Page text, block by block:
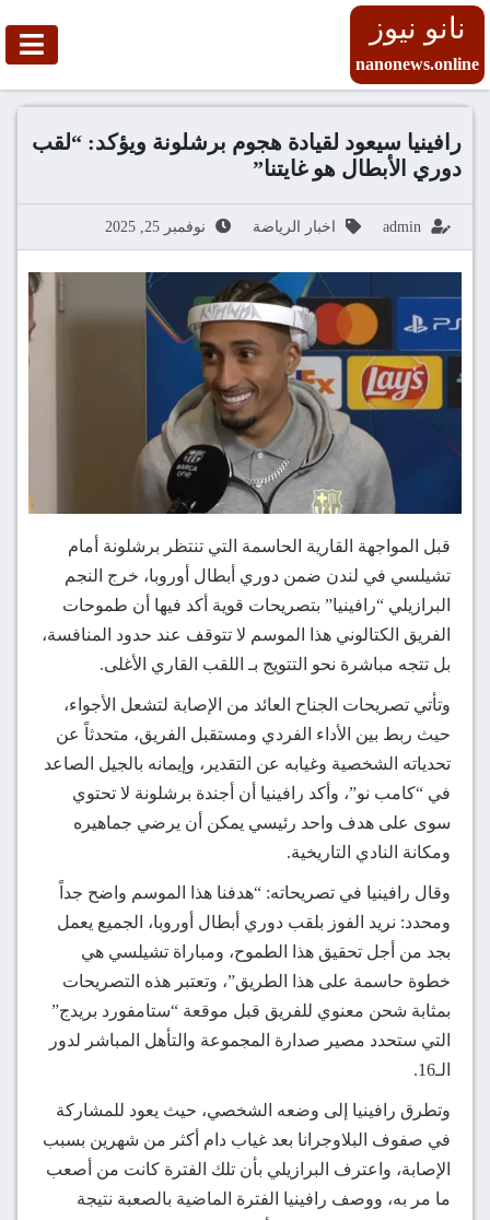
نانو نيوز
nanonews.online
رافينيا سيعود لقيادة هجوم برشلونة ويؤكد: “لقب
دوري الأبطال هو غايتنا”
admin اخبار الرياضة نوفمبر 25, 2025
قبل المواجهة القارية الحاسمة التي تنتظر برشلونة أمام
تشيلسي في لندن ضمن دوري أبطال أوروبا، خرج النجم
البرازيلي “رافينيا” بتصريحات قوية أكد فيها أن طموحات
الفريق الكتالوني هذا الموسم لا تتوقف عند حدود المنافسة،
بل تتجه مباشرة نحو التتويج بـ اللقب القاري الأغلى.
وتأتي تصريحات الجناح العائد من الإصابة لتشعل الأجواء،
حيث ربط بين الأداء الفردي ومستقبل الفريق، متحدثاً عن
تحدياته الشخصية وغيابه عن التقدير، وإيمانه بالجيل الصاعد
في “كامب نو”، وأكد رافينيا أن أجندة برشلونة لا تحتوي
سوى على هدف واحد رئيسي يمكن أن يرضي جماهيره
ومكانة النادي التاريخية.
وقال رافينيا في تصريحاته: “هدفنا هذا الموسم واضح جداً
ومحدد: نريد الفوز بلقب دوري أبطال أوروبا، الجميع يعمل
بجد من أجل تحقيق هذا الطموح، ومباراة تشيلسي هي
خطوة حاسمة على هذا الطريق”، وتعتبر هذه التصريحات
بمثابة شحن معنوي للفريق قبل موقعة “ستامفورد بريدج”
التي ستحدد مصير صدارة المجموعة والتأهل المباشر لدور
الـ16.
وتطرق رافينيا إلى وضعه الشخصي، حيث يعود للمشاركة
في صفوف البلاوجرانا بعد غياب دام أكثر من شهرين بسبب
الإصابة، واعترف البرازيلي بأن تلك الفترة كانت من أصعب
ما مر به، ووصف رافينيا الفترة الماضية بالصعبة نتيجة